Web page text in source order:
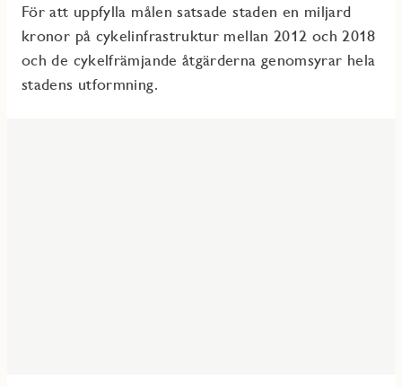
För att uppfylla målen satsade staden en miljard
kronor på cykelinfrastruktur mellan 2012 och 2018
och de cykelfrämjande åtgärderna genomsyrar hela
stadens utformning.